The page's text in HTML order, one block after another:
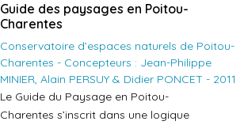
Guide des paysages en Poitou-
Charentes
Conservatoire d’espaces naturels de Poitou-
Charentes - Concepteurs : Jean-Philippe
MINIER, Alain PERSUY & Didier PONCET - 2011
Le Guide du Paysage en Poitou-
Charentes s’inscrit dans une logique